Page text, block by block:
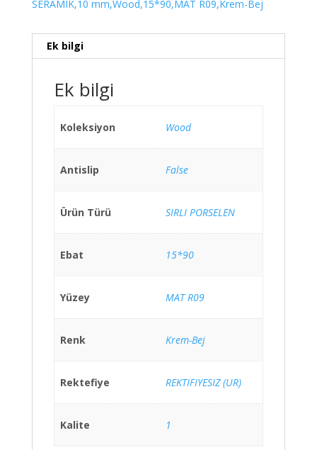
SERAMIK,10 mm,Wood,15*90,MAT R09,Krem-Bej
Ek bilgi
Ek bilgi
Koleksiyon Wood
Antislip False
Ürün Türü SIRLI PORSELEN
Ebat 15*90
Yüzey MAT R09
Renk Krem-Bej
Rektefiye REKTIFIYESIZ (UR)
Kalite 1